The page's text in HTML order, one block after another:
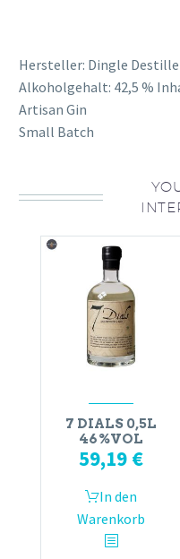
Hersteller: Dingle
Alkoholgehalt: 42,5 %
Artisan Gin
Small Batch
7 DIALS 0,5L
46%VOL
59,19 €
In den
Warenkorb